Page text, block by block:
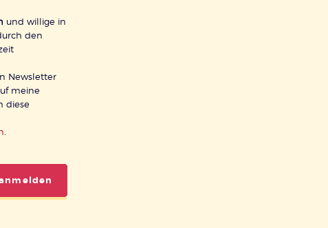
und willige in
den
Newsletter
meine
diese